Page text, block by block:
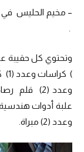
وعدد (2) مبراة.